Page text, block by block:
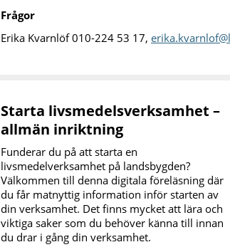
Frågor
Erika Kvarnlöf 010-224 53 17,
Starta livsmedelsverksamhet –
allmän inriktning
Funderar du på att starta en
livsmedelverksamhet på landsbygden?
Välkommen till denna digitala föreläsning där
du får matnyttig information inför starten av
din verksamhet. Det finns mycket att lära och
viktiga saker som du behöver känna till innan
du drar i gång din verksamhet.